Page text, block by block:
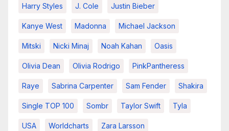
Harry Styles J. Cole Justin Bieber
Kanye West Madonna Michael Jackson
Mitski Nicki Minaj Noah Kahan Oasis
Olivia Dean Olivia Rodrigo PinkPantheress
Raye Sabrina Carpenter Sam Fender Shakira
Single TOP 100 Sombr Taylor Swift Tyla
USA Worldcharts Zara Larsson